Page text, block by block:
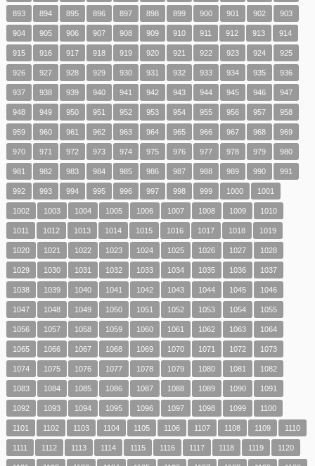
893 894 895 896 897 898 899 900 901 902 903
904 905 906 907 908 909 910 911 912 913 914
915 916 917 918 919 920 921 922 923 924 925
926 927 928 929 930 931 932 933 934 935 936
937 938 939 940 941 942 943 944 945 946 947
948 949 950 951 952 953 954 955 956 957 958
959 960 961 962 963 964 965 966 967 968 969
970 971 972 973 974 975 976 977 978 979 980
981 982 983 984 985 986 987 988 989 990 991
992 993 994 995 996 997 998 999 1000 1001
1002 1003 1004 1005 1006 1007 1008 1009 1010
1011 1012 1013 1014 1015 1016 1017 1018 1019
1020 1021 1022 1023 1024 1025 1026 1027 1028
1029 1030 1031 1032 1033 1034 1035 1036 1037
1038 1039 1040 1041 1042 1043 1044 1045 1046
1047 1048 1049 1050 1051 1052 1053 1054 1055
1056 1057 1058 1059 1060 1061 1062 1063 1064
1065 1066 1067 1068 1069 1070 1071 1072 1073
1074 1075 1076 1077 1078 1079 1080 1081 1082
1083 1084 1085 1086 1087 1088 1089 1090 1091
1092 1093 1094 1095 1096 1097 1098 1099 1100
1101 1102 1103 1104 1105 1106 1107 1108 1109 1110
1111 1112 1113 1114 1115 1116 1117 1118 1119 1120